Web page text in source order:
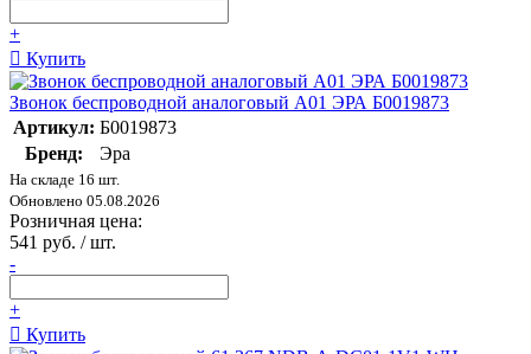
+
Купить
Звонок беспроводной аналоговый A01 ЭРА Б0019873
Артикул: Б0019873
Бренд:
Эра
На складе 16 шт.
Обновлено 05.08.2026
Розничная цена:
541 руб. / шт.
-
+
Купить